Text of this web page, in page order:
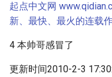
起点中文网
新、最快、最火的连载
4 本帅哥感冒了
更新时间2010-2-3